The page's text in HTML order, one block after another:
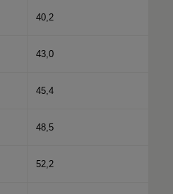
40,2
43,0
45,4
48,5
52,2